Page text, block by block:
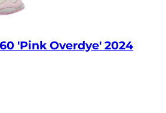
'Pink Overdye' 2024